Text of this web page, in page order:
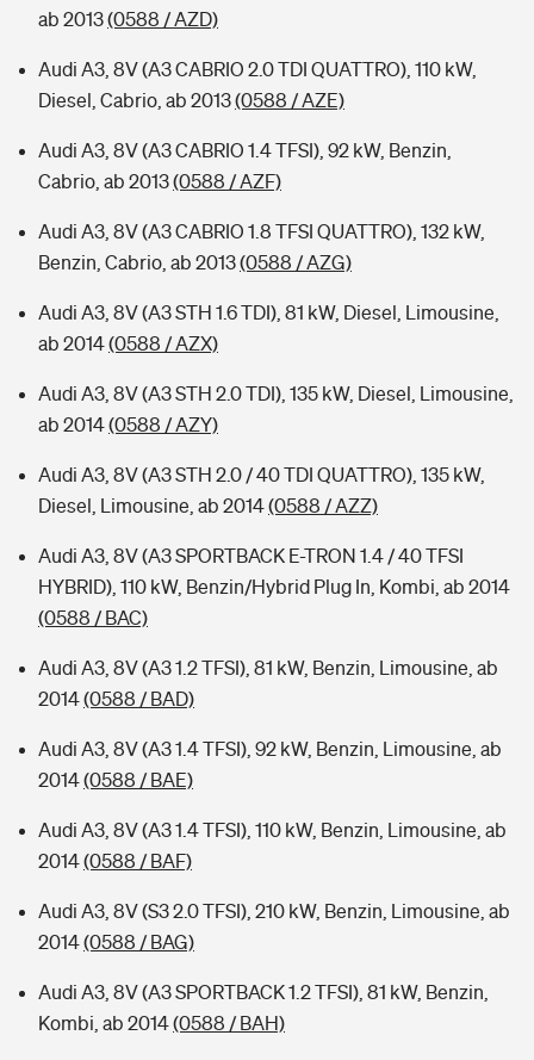
ab 2013(0588 / AZD)
Audi A3, 8V (A3 CABRIO 2.0 TDI QUATTRO), 110 kW,
Diesel, Cabrio, ab 2013(0588 / AZE)
Audi A3, 8V (A3 CABRIO 1.4 TFSI), 92 kW, Benzin,
Cabrio, ab 2013(0588 / AZF)
Audi A3, 8V (A3 CABRIO 1.8 TFSI QUATTRO), 132 kW,
Benzin, Cabrio, ab 2013(0588 / AZG)
Audi A3, 8V (A3 STH 1.6 TDI), 81 kW, Diesel, Limousine,
ab 2014(0588 / AZX)
Audi A3, 8V (A3 STH 2.0 TDI), 135 kW, Diesel, Limousine,
ab 2014(0588 / AZY)
Audi A3, 8V (A3 STH 2.0 / 40 TDI QUATTRO), 135 kW,
Diesel, Limousine, ab 2014(0588 / AZZ)
Audi A3, 8V (A3 SPORTBACK E-TRON 1.4 / 40 TFSI
HYBRID), 110 kW, Benzin/Hybrid Plug In, Kombi, ab 2014
(0588 / BAC)
Audi A3, 8V (A3 1.2 TFSI), 81 kW, Benzin, Limousine, ab
2014(0588 / BAD)
Audi A3, 8V (A3 1.4 TFSI), 92 kW, Benzin, Limousine, ab
2014(0588 / BAE)
Audi A3, 8V (A3 1.4 TFSI), 110 kW, Benzin, Limousine, ab
2014(0588 / BAF)
Audi A3, 8V (S3 2.0 TFSI), 210 kW, Benzin, Limousine, ab
2014(0588 / BAG)
Audi A3, 8V (A3 SPORTBACK 1.2 TFSI), 81 kW, Benzin,
Kombi, ab 2014(0588 / BAH)